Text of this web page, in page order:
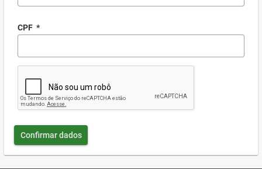
CPF *
Confirmar dados